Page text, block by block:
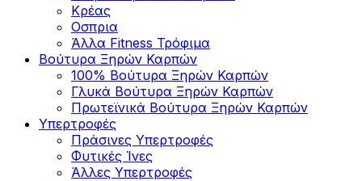
Κρέας
Οσπρια
Άλλα Fitness Τρόφιμα
Βούτυρα Ξηρών Καρπών
100% Βούτυρα Ξηρών Καρπών
Γλυκά Βούτυρα Ξηρών Καρπών
Πρωτεϊνικά Βούτυρα Ξηρών Καρπών
Υπερτροφές
Πράσινες Υπερτροφές
Φυτικές Ίνες
Άλλες Υπερτροφές